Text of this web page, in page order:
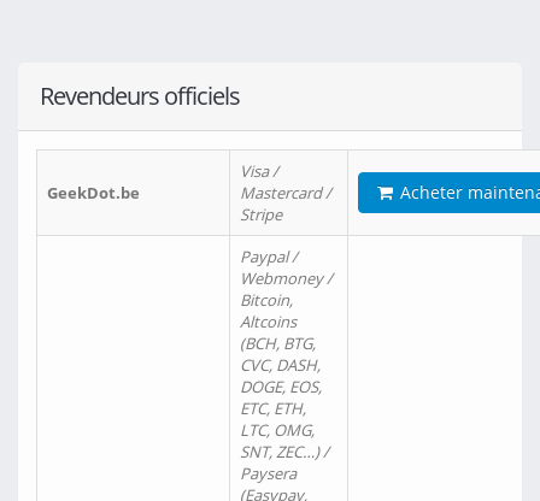
Revendeurs officiels
GeekDot.be
Visa /
Mastercard /
Stripe
Acheter
Paypal /
Webmoney /
Bitcoin,
Altcoins
(BCH, BTG,
CVC, DASH,
DOGE, EOS,
ETC, ETH,
LTC, OMG,
SNT, ZEC…) /
Paysera
(Easypay,